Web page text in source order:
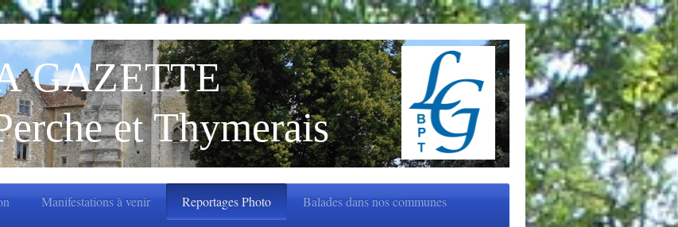
GAZETTE
et Thymerais
Manifestations à venir Reportages Photo Balades dans nos communes